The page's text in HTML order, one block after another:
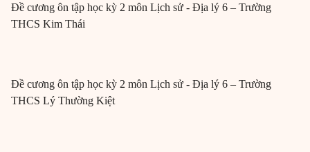
Đề cương ôn tập học kỳ 2 môn Lịch sử - Địa lý 6 – Trường
THCS Kim Thái
Đề cương ôn tập học kỳ 2 môn Lịch sử - Địa lý 6 – Trường
THCS Lý Thường Kiệt